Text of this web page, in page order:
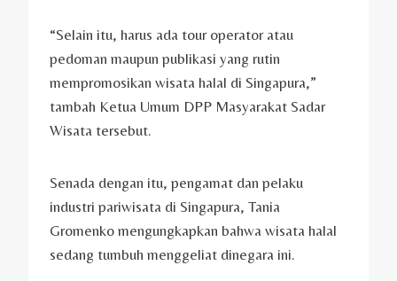
“Selain itu, harus ada tour operator atau
pedoman maupun publikasi yang rutin
mempromosikan wisata halal di Singapura,”
tambah Ketua Umum DPP Masyarakat Sadar
Wisata tersebut.
Senada dengan itu, pengamat dan pelaku
industri pariwisata di Singapura, Tania
Gromenko mengungkapkan bahwa wisata halal
sedang tumbuh menggeliat dinegara ini.